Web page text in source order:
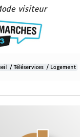
visiteur
/ Téléservices / Logement